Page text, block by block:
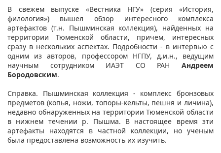
​В свежем выпуске «Вестника НГУ» (серия «История,
филология») вышел обзор интересного комплекса
артефактов (т.н. Пышминская коллекция), найденных на
территории Тюменской области, причем, интересных
сразу в нескольких аспектах. Подробности - в интервью с
одним из авторов, профессором НГПУ, д.и.н., ведущим
научным сотрудником ИАЭТ СО РАН Андреем
Бородовским.
Справка. Пышминская коллекция - комплекс бронзовых
предметов (копья, ножи, топоры-кельты, пешня и личина),
недавно обнаруженных на территории Тюменской области
в нижнем течении р. Пышма. В настоящее время эти
артефакты находятся в частной коллекции, но ученым
была предоставлена возможность их изучить.